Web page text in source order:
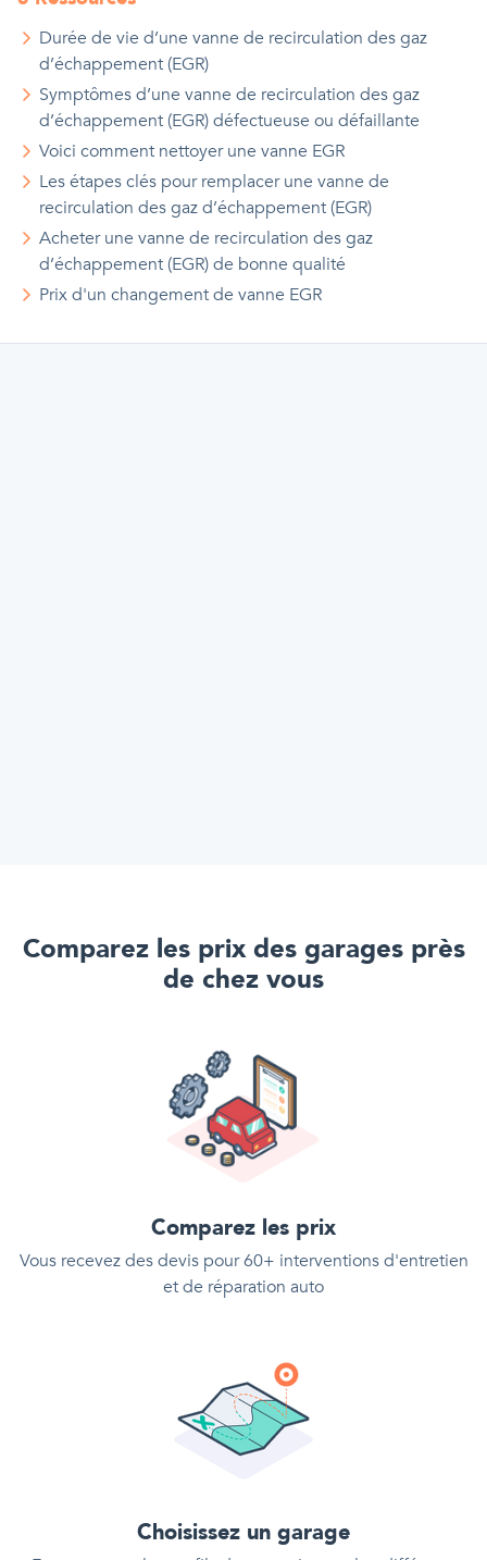
Durée de vie d’une vanne de recirculation des gaz
d’échappement (EGR)
Symptômes d’une vanne de recirculation des gaz
d’échappement (EGR) défectueuse ou défaillante
Voici comment nettoyer une vanne EGR
Les étapes clés pour remplacer une vanne de
recirculation des gaz d’échappement (EGR)
Acheter une vanne de recirculation des gaz
d’échappement (EGR) de bonne qualité
Prix d'un changement de vanne EGR
Comparez les prix des garages près
de chez vous
Comparez les prix
Vous recevez des devis pour 60+ interventions d'entretien
et de réparation auto
Choisissez un garage